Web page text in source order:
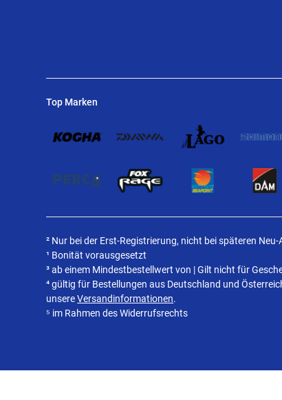
Top Marken
² Nur bei der Erst-Registrierung, nicht bei späteren
¹ Bonität vorausgesetzt
³ ab einem Mindestbestellwert von | Gilt nicht für
⁴ gültig für Bestellungen aus Deutschland und
unsereVersandinformationen.
⁵ im Rahmen des Widerrufsrechts